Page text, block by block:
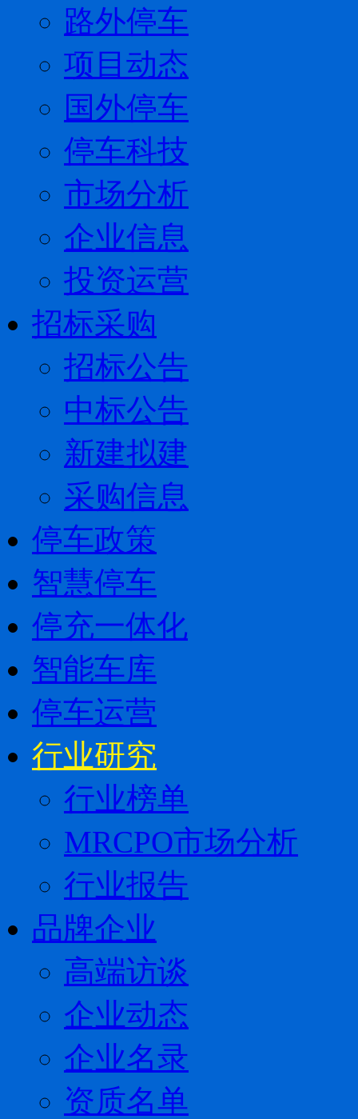
路外停车
项目动态
国外停车
停车科技
市场分析
企业信息
投资运营
招标采购
招标公告
中标公告
新建拟建
采购信息
停车政策
智慧停车
停充一体化
智能车库
停车运营
行业研究
行业榜单
MRCPO市场分析
行业报告
品牌企业
高端访谈
企业动态
企业名录
资质名单